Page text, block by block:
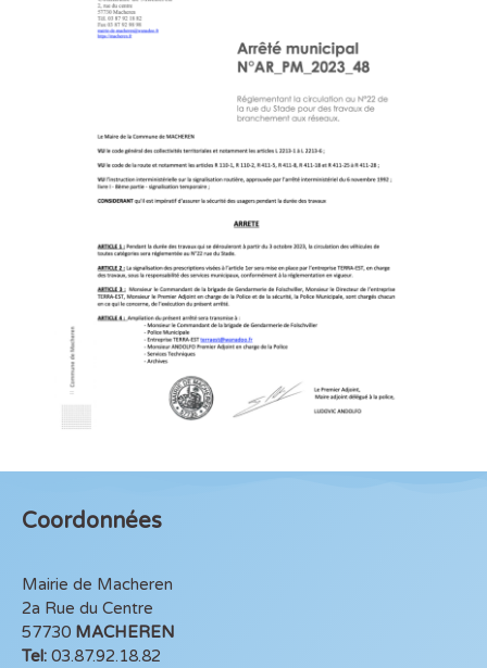
Coordonnées
Mairie de Macheren
2a Rue du Centre
57730 MACHEREN
Tel: 03.87.92.18.82